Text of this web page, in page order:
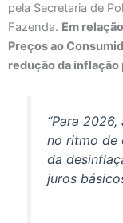
pela Secretaria de
Fazenda. Em
Preços ao
redução da inflação
“Para
no ritmo de
da
juros